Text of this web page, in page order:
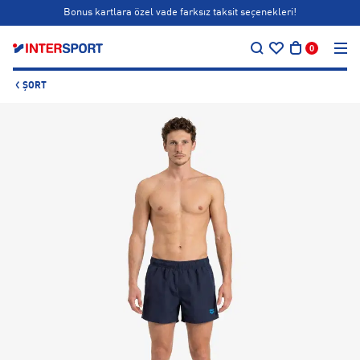
Bonus kartlara özel vade farksız taksit seçenekleri!
0
ŞORT